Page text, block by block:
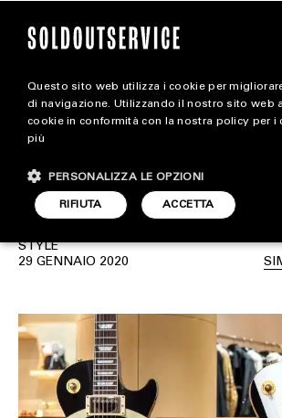
magazine
STYLE
FOOTWEAR
ACCESSORIES
Louis Vuitton
propria anima
Gibson
STYLE
29 GENNAIO 2020
Questo sito web utilizza i cookie per
di navigazione. Utilizzando il nostro sito web
cookie in conformità con la nostra policy per i
più
ACCETTA
RIFIUTA
PERSONALIZZA LE OPZIONI